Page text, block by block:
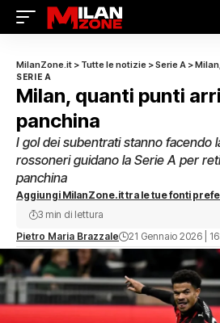
MilanZone.it > Tutte le notizie >Serie A >Milan,
SERIE A
Milan, quanti punti
panchina
I gol dei subentrati stanno facendo
rossoneri guidano la Serie A per
panchina
Aggiungi MilanZone.it tra le tue fonti
Pietro Maria Brazzale 21 Gennaio 2026 |
3 min di lettura